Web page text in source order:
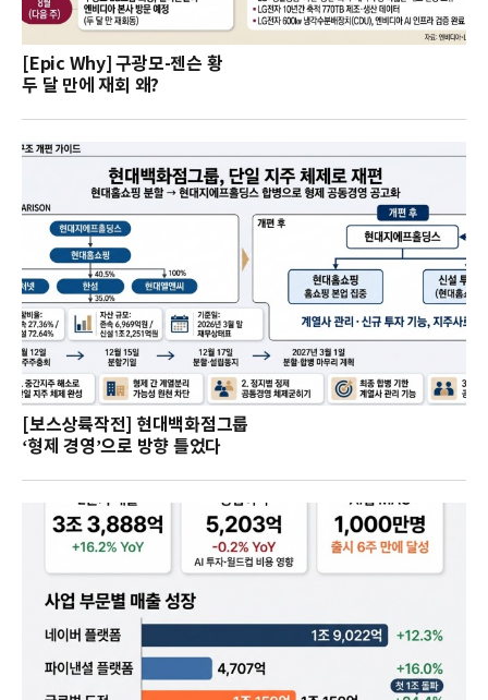
[Epic Why] 구광모-젠슨 황
두 달 만에 재회 왜?
[보스상륙작전] 현대백화점그룹
‘형제 경영’으로 방향 틀었다